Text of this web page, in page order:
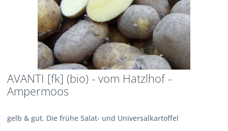
AVANTI [fk] (bio) - vom Hatzlhof -
Ampermoos
gelb & gut. Die frühe Salat- und Universalkartoffel